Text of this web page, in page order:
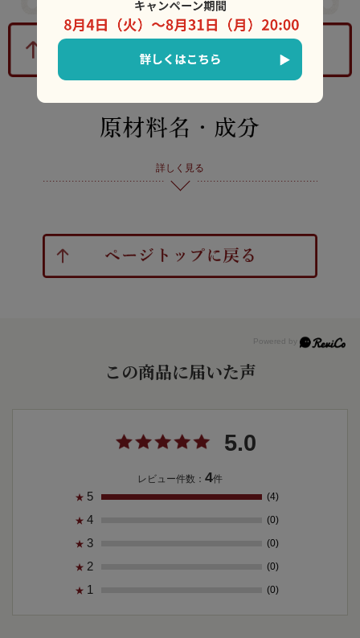
詳しく見る
この商品に届いた声
5.0
レビュー件数： 4件
★ 5 (4)
★ 4 (0)
★ 3 (0)
★ 2 (0)
★ 1 (0)